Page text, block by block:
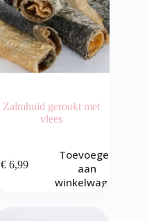
Zalmhuid gerookt met
vlees
€ 6,99
Toevoegen
aan
winkelwagen